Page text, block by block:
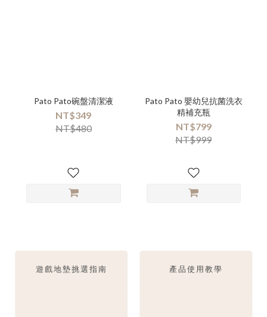
Pato Pato碗盤清潔液
NT$349
NT$480
Pato Pato 嬰幼兒抗菌洗衣
精補充瓶
NT$799
NT$999
遊戲地墊挑選指南 產品使用教學